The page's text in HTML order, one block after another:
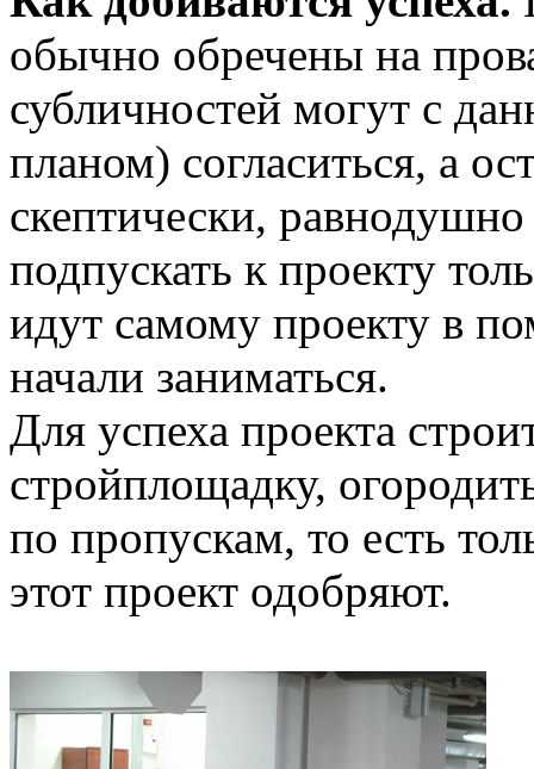
обычно обречены на
субличностей могут с
планом) согласиться, а
скептически,
подпускать к проекту
идут самому проекту в
начали заниматься.
Для успеха проекта
стройплощадку,
по пропускам, то есть
этот проект одобряют.